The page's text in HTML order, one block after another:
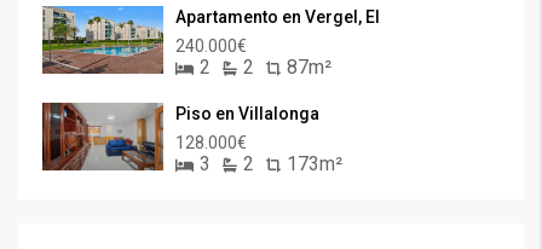
Apartamento en Vergel, El
240.000€
2 2 87m²
Piso en Villalonga
128.000€
3 2 173m²